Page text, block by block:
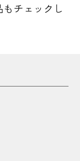
チェックし